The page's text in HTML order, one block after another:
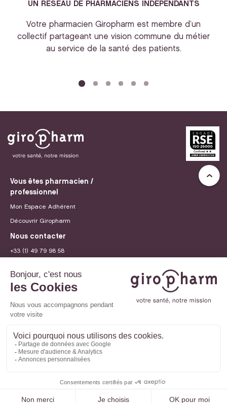
UN RESEAU DE PHARMACIENS INDEPENDANTS
Votre pharmacien Giropharm est membre d’un
collectif partageant une vision commune du métier
au service de la santé des patients.
Vous êtes pharmacien /
professionnel
Mon Espace Adhérent
Découvrir Giropharm
Nous contacter
+33 (1) 49 79 98 58
Recrutement
Politique de confidentialité
Site internet créé par